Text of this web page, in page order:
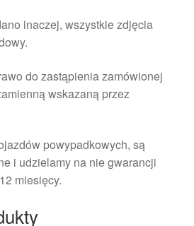
inaczej, wszystkie zdjęcia
do zastąpienia zamówionej
wskazaną przez
powypadkowych, są
i udzielamy na nie gwarancji
miesięcy.